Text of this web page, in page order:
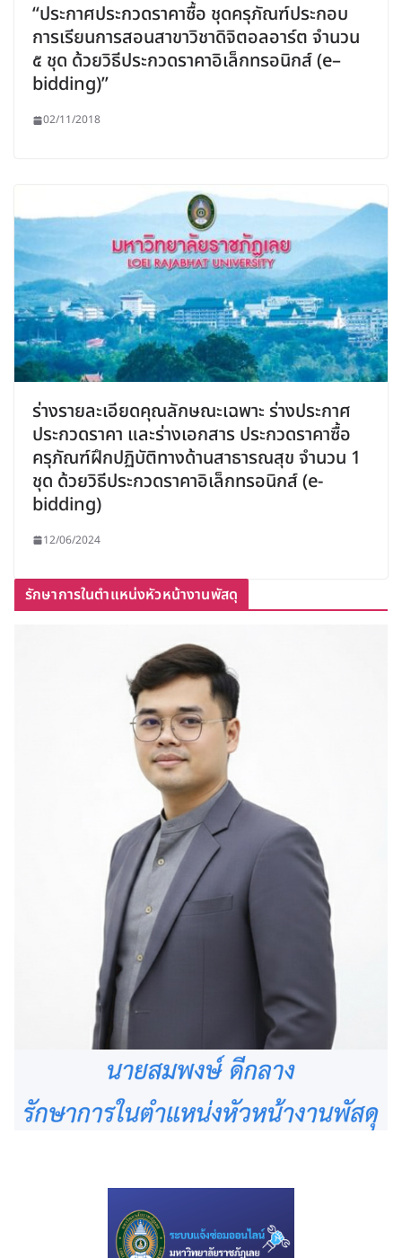
“ประกาศประกวดราคาซื้อ ชุดครุภัณฑ์ประกอบ
การเรียนการสอนสาขาวิชาดิจิตอลอาร์ต จำนวน
๕ ชุด ด้วยวิธีประกวดราคาอิเล็กทรอนิกส์ (e–
bidding)”
02/11/2018
ร่างรายละเอียดคุณลักษณะเฉพาะ ร่างประกาศ
ประกวดราคา และร่างเอกสาร ประกวดราคาซื้อ
ครุภัณฑ์ฝึกปฏิบัติทางด้านสาธารณสุข จำนวน 1
ชุด ด้วยวิธีประกวดราคาอิเล็กทรอนิกส์ (e-
bidding)
12/06/2024
รักษาการในตำแหน่งหัวหน้างานพัสดุ